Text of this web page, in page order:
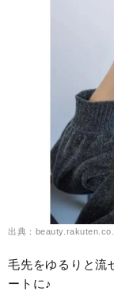
出典：
毛先をゆるりと流
ートに♪